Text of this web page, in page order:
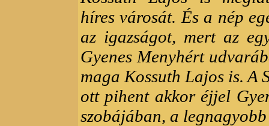
híres városát. És a nép
az igazságot, mert az
Gyenes Menyhért
maga Kossuth Lajos is. A
ott pihent akkor éjjel
szobájában, a